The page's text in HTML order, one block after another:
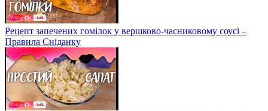
Рецепт запечених гомілок у вершково-часниковому соусі –
Правила Сніданку